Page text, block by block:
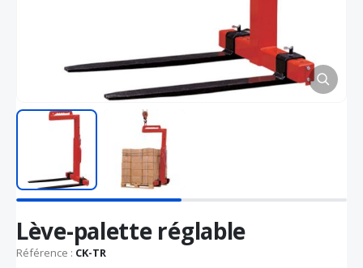
au
début
de
Lève-palette réglable
Référence : CK-TR